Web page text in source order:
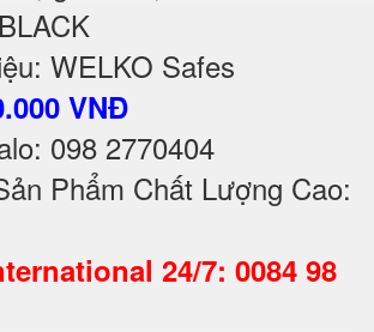
WELKO Safes
VNĐ
098 2770404
Phẩm Chất Lượng Cao:
24/7: 0084 98